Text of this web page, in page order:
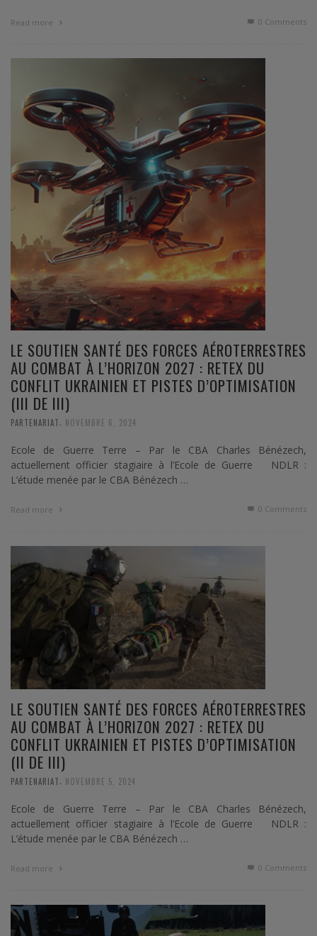
Read more 0 Comments
LE SOUTIEN SANTÉ DES FORCES AÉROTERRESTRES
AU COMBAT À L’HORIZON 2027 : RETEX DU
CONFLIT UKRAINIEN ET PISTES D’OPTIMISATION
(III DE III)
PARTENARIAT, NOVEMBRE 6, 2024
Ecole de Guerre Terre – Par le CBA Charles Bénézech,
actuellement officier stagiaire à l’Ecole de Guerre NDLR :
L’étude menée par le CBA Bénézech …
Read more 0 Comments
LE SOUTIEN SANTÉ DES FORCES AÉROTERRESTRES
AU COMBAT À L’HORIZON 2027 : RETEX DU
CONFLIT UKRAINIEN ET PISTES D’OPTIMISATION
(II DE III)
PARTENARIAT NOVEMBRE 5, 2024
Ecole de Guerre Terre – Par le CBA Charles Bénézech,
actuellement officier stagiaire à l’Ecole de Guerre NDLR :
L’étude menée par le CBA Bénézech …
Read more 0 Comments